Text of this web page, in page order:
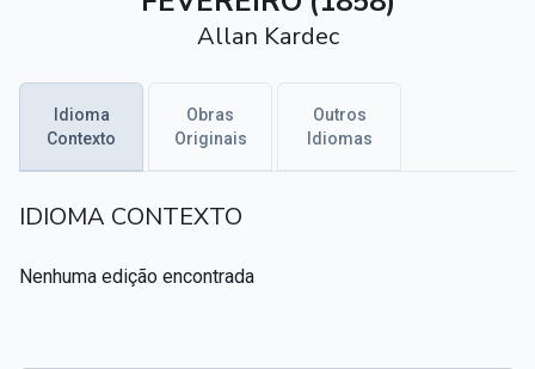
Hippolyte Léon Denizard Rivail
Textos citados em O Livro dos Médiuns
CSI - Imagens e registros históricos do espiritismo
Allan Kardec
Idioma
Contexto
Obras
Originais
Outros
Idiomas
IDIOMA CONTEXTO
Nenhuma edição encontrada